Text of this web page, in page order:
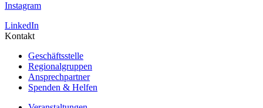
Instagram
LinkedIn
Kontakt
Geschäftsstelle
Regionalgruppen
Ansprechpartner
Spenden & Helfen